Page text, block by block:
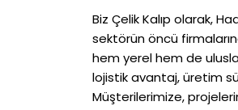
Biz Çelik Kalıp olarak,
sektörün öncü
hem yerel hem de
lojistik avantaj, üretim
Müşterilerimize,